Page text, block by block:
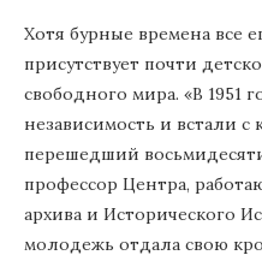
Хотя бурные времена все
присутствует почти
свободного мира. «В 1951
независимость и встали с
перешедший
профессор Центра,
архива и Исторического
молодежь отдала свою